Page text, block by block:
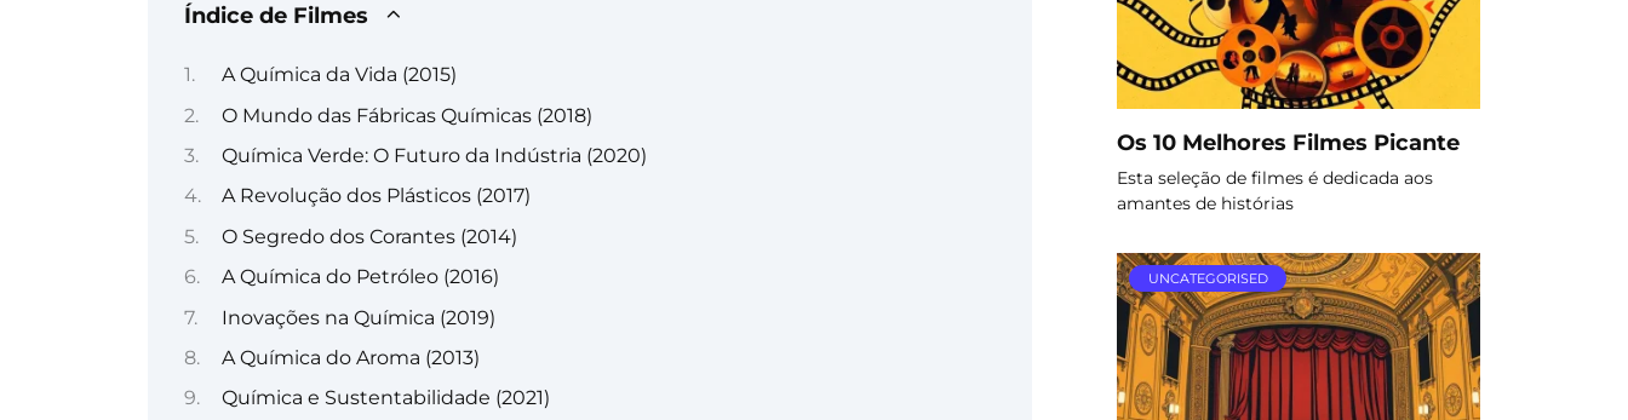
Índice de Filmes
A Química da Vida (2015)
O Mundo das Fábricas Químicas (2018)
Química Verde: O Futuro da Indústria (2020)
A Revolução dos Plásticos (2017)
O Segredo dos Corantes (2014)
A Química do Petróleo (2016)
Inovações na Química (2019)
A Química do Aroma (2013)
Química e Sustentabilidade (2021)
Os 10 Melhores Filmes Picante
Esta seleção de filmes é dedicada aos
amantes de histórias
UNCATEGORISED